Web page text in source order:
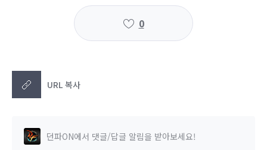
0
URL 복사
던파ON에서 댓글/답글 알림을 받아보세요!